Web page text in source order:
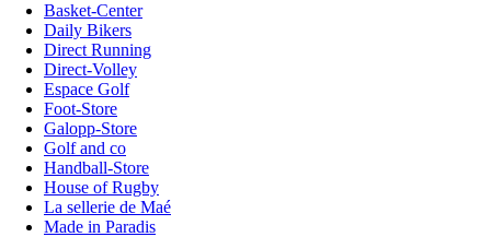
Basket-Center
Daily Bikers
Direct Running
Direct-Volley
Espace Golf
Foot-Store
Galopp-Store
Golf and co
Handball-Store
House of Rugby
La sellerie de Maé
Made in Paradis